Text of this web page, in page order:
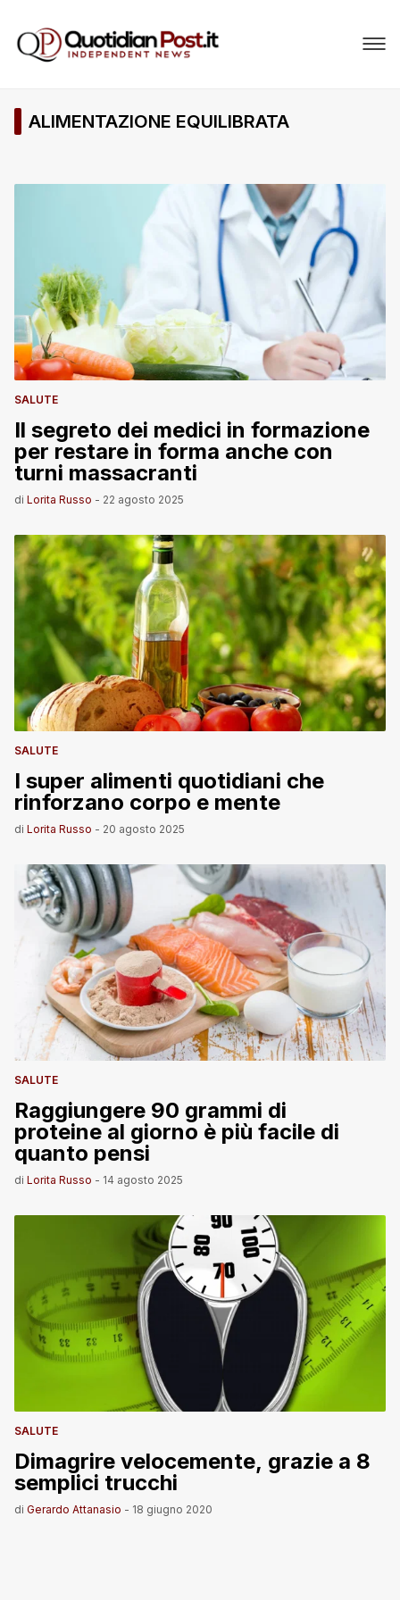
ALIMENTAZIONE EQUILIBRATA
SALUTE
Il segreto dei medici in formazione
per restare in forma anche con
turni massacranti
di Lorita Russo - 22 agosto 2025
SALUTE
I super alimenti quotidiani che
rinforzano corpo e mente
di Lorita Russo - 20 agosto 2025
SALUTE
Raggiungere 90 grammi di
proteine al giorno è più facile di
quanto pensi
di Lorita Russo - 14 agosto 2025
SALUTE
Dimagrire velocemente, grazie a 8
semplici trucchi
di Gerardo Attanasio - 18 giugno 2020